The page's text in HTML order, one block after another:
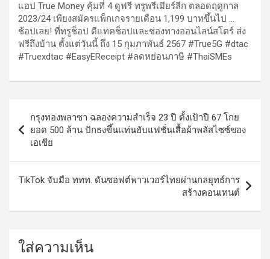
แอป True Money คุ้มที่ 4 ดูฟรี ทรูพรีเมียร์ลีก ตลอดฤดูกาล
2023/24 เพียงสมัครแพ็กเกจรายเดือน 1,199 บาทขึ้นไป …
ช้อปเลย! ที่ทรูช็อป ดีแทคช็อปและช่องทางออนไลน์สโตร์ ส่ง
ฟรีถึงบ้าน ตั้งแต่วันนี้ ถึง 15 กุมภาพันธ์ 2567 #True5G #dtac
#Truexdtac #EasyEReceipt #ลดหย่อนภาษี #ThaiSMEs
เรื่อง
กรุงทองพลาซา ฉลองความสำเร็จ 23 ปี ตั้งเป้าปี 67 โกย
ยอด 500 ล้าน ปักธงขึ้นแท่นฮับแฟชั่นเสื้อผ้าพลัสไซซ์ของ
เอเชีย
TikTok จับมือ ททท. ดันซอฟต์พาวเวอร์ไทยผ่านกลยุทธ์การ
สร้างคอนเทนต์
ใส่ความเห็น